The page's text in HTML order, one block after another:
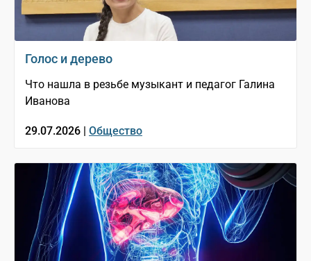
Голос и дерево
Что нашла в резьбе музыкант и педагог Галина
Иванова
29.07.2026 | Общество